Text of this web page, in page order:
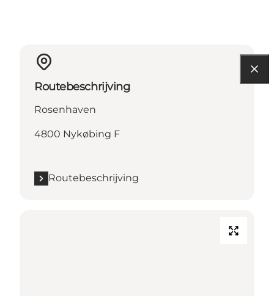
Routebeschrijving
Rosenhaven
4800 Nykøbing F
Routebeschrijving